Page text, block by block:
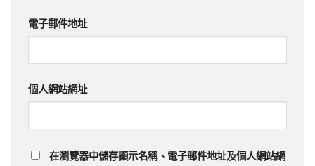
電子郵件地址
個人網站網址
在瀏覽器中儲存顯示名稱、電子郵件地址及個人網站網